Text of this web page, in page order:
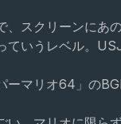
スクリーンにあ
いうレベル。
マリオ64」の